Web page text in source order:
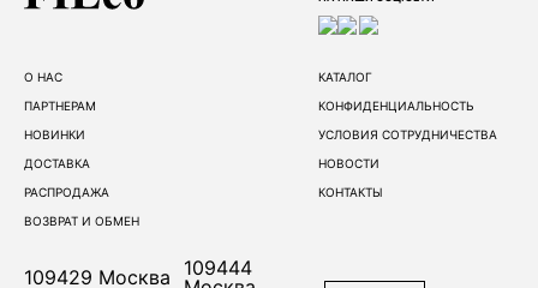
О НАС
КАТАЛОГ
ПАРТНЕРАМ
КОНФИДЕНЦИАЛЬНОСТЬ
НОВИНКИ
УСЛОВИЯ СОТРУДНИЧЕСТВА
ДОСТАВКА
НОВОСТИ
РАСПРОДАЖА
КОНТАКТЫ
ВОЗВРАТ И ОБМЕН
109444
109429 Москва